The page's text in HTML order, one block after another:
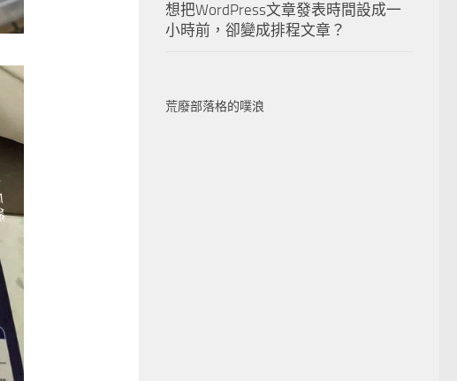
想把WordPress文章發表時間設成一
小時前，卻變成排程文章？
荒廢部落格的噗浪